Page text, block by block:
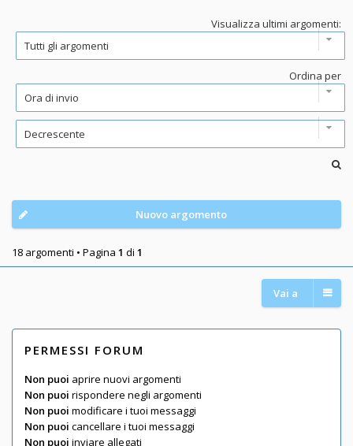
Visualizza ultimi argomenti:
Ordina per
Nuovo argomento
18 argomenti • Pagina 1 di 1
Vai a
PERMESSI FORUM
Non puoi aprire nuovi argomenti
Non puoi rispondere negli argomenti
Non puoi modificare i tuoi messaggi
Non puoi cancellare i tuoi messaggi
Non puoi inviare allegati